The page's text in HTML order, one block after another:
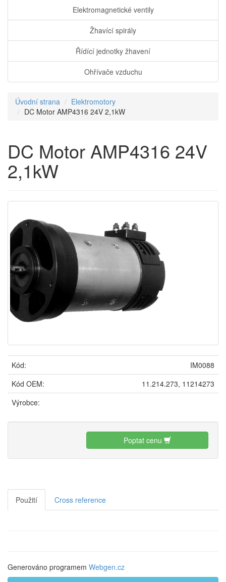
Elektromagnetické ventily
Žhavící spirály
Řídící jednotky žhavení
Ohřívače vzduchu
Úvodní strana
Elektromotory
DC Motor AMP4316 24V 2,1kW
DC Motor AMP4316 24V
2,1kW
Kód:
IM0088
Kód OEM:
11.214.273, 11214273
Výrobce:
Poptat cenu
Použití Cross reference
Generováno programem Webgen.cz